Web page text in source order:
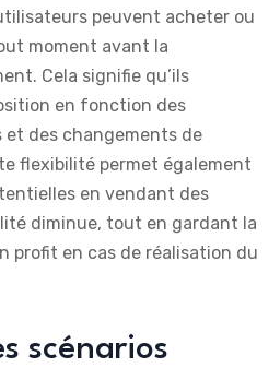
peuvent acheter ou
moment avant la
Cela signifie qu’ils
en fonction des
des changements de
flexibilité permet également
en vendant des
diminue, tout en gardant la
profit en cas de réalisation du
scénarios